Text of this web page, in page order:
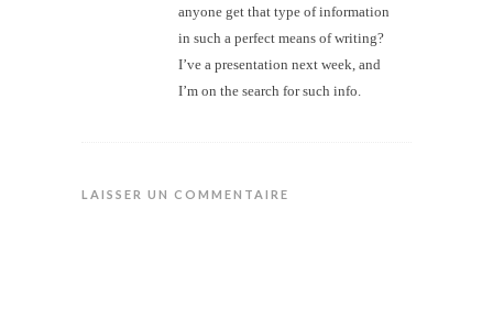
anyone get that type of information
in such a perfect means of writing?
I’ve a presentation next week, and
I’m on the search for such info.
LAISSER UN COMMENTAIRE